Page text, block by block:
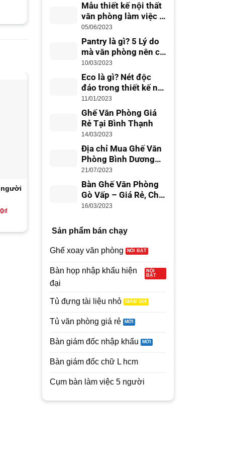
người
₫Giá
là:
Cụm bàn làm việc 2 người
Giá
5,200,000₫.
4,200,000
là:
Cụm bàn 4 người
Mẫu thiết kế nội thất
văn phòng làm việc –
thiết kế văn phòng
đẹp, chuyên nghiệp
05/06/2023
Pantry là gì? 5 Lý do
mà văn phòng nên có
Office Pantry
10/03/2023
Eco là gì? Nét độc
đáo trong thiết kế nội
thất Eco
11/01/2023
Ghế Văn Phòng Giá
Rẻ Tại Bình Thạnh
14/03/2023
Địa chỉ Mua Ghế Văn
Phòng Bình Dương
Giá Rẻ, Uy Tín
21/07/2023
Bàn Ghế Văn Phòng
Gò Vấp – Giá Rẻ, Chất
Lượng
16/03/2023
Sản phẩm bán chạy
Ghế xoay văn phòng
Bàn họp nhập khẩu hiện
đại
Tủ đựng tài liệu nhỏ
Tủ văn phòng giá rẻ
Bàn giám đốc nhập khẩu
Bàn giám đốc chữ L hcm
Cụm bàn làm việc 5 người